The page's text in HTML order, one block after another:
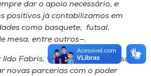
dar o apoio necessário​, e
positivos já contabilizamos em
como basquete, ​futsal,
mesa, entre outros—.
Fabris, vice-reitor da Unoesc, a
novas parcerias com o poder